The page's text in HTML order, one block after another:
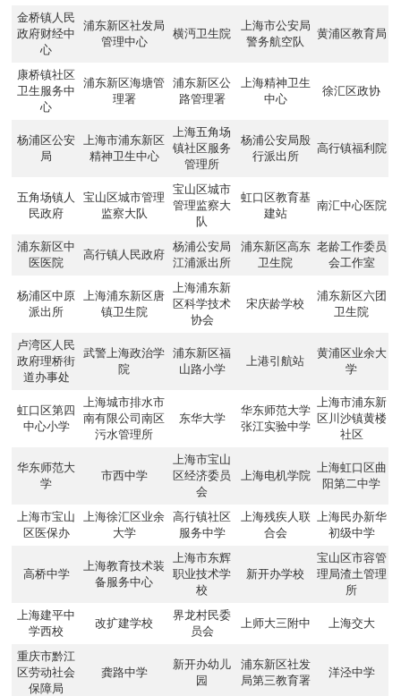
金桥镇人民
政府财经中
心
浦东新区社发局
管理中心
横沔卫生院
上海市公安局
警务航空队
黄浦区教育局
康桥镇社区
卫生服务中
心
浦东新区海塘管
理署
浦东新区公
路管理署
上海精神卫生
中心
徐汇区政协
杨浦区公安
局
上海市浦东新区
精神卫生中心
上海五角场
镇社区服务
管理所
杨浦公安局殷
行派出所
高行镇福利院
五角场镇人
民政府
宝山区城市管理
监察大队
宝山区城市
管理监察大
队
虹口区教育基
建站
南汇中心医院
浦东新区中
医医院
高行镇人民政府
杨浦公安局
江浦派出所
浦东新区高东
卫生院
老龄工作委员
会工作室
杨浦区中原
派出所
上海浦东新区唐
镇卫生院
上海浦东新
区科学技术
协会
宋庆龄学校
浦东新区六团
卫生院
卢湾区人民
政府理桥街
道办事处
武警上海政治学
院
浦东新区福
山路小学
上港引航站
黄浦区业余大
学
虹口区第四
中心小学
上海城市排水市
南有限公司南区
污水管理所
东华大学
华东师范大学
张江实验中学
上海市浦东新
区川沙镇黄楼
社区
华东师范大
学
市西中学
上海市宝山
区经济委员
会
上海电机学院
上海虹口区曲
阳第二中学
上海市宝山
区医保办
上海徐汇区业余
大学
高行镇社区
服务中学
上海残疾人联
合会
上海民办新华
初级中学
高桥中学
上海教育技术装
备服务中心
上海市东辉
职业技术学
校
新开办学校
宝山区市容管
理局渣土管理
所
上海建平中
学西校
改扩建学校
界龙村民委
员会
上师大三附中 上海交大
重庆市黔江
区劳动社会
保障局
龚路中学
新开办幼儿
园
浦东新区社发
局第三教育署
洋泾中学